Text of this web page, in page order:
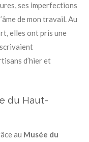
ses imperfections
de mon travail. Au
elles ont pris une
d’hier et
du Haut-
au Musée du